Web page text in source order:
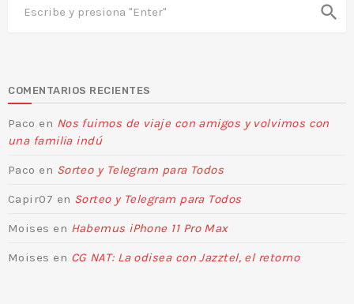
search
COMENTARIOS RECIENTES
Paco en Nos fuimos de viaje con amigos y volvimos con
una familia indú
Paco en Sorteo y Telegram para Todos
Capir07 en Sorteo y Telegram para Todos
Moises en Habemus iPhone 11 Pro Max
Moises en CG NAT: La odisea con Jazztel, el retorno